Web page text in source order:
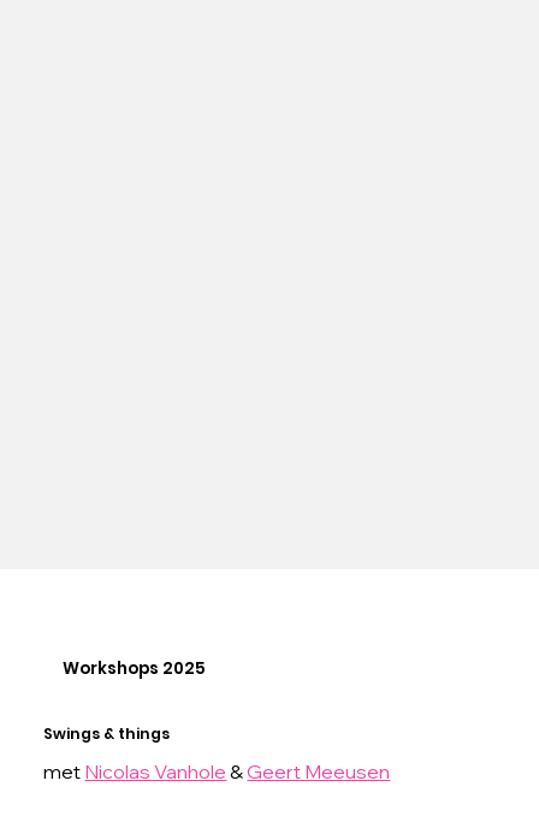
Workshops 2025
Swings & things
met Nicolas Vanhole &Geert Meeusen